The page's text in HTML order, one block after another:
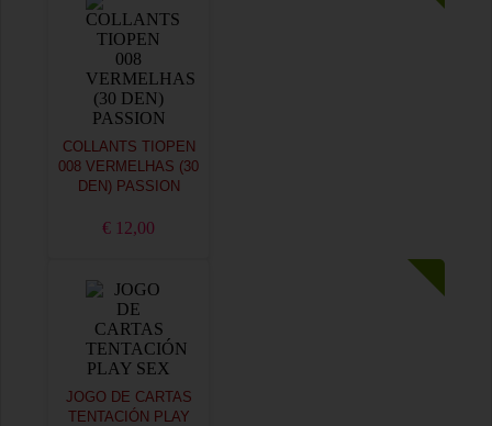
COLLANTS TIOPEN
008 VERMELHAS (30
DEN) PASSION
€ 12,00
JOGO DE CARTAS
TENTACIÓN PLAY